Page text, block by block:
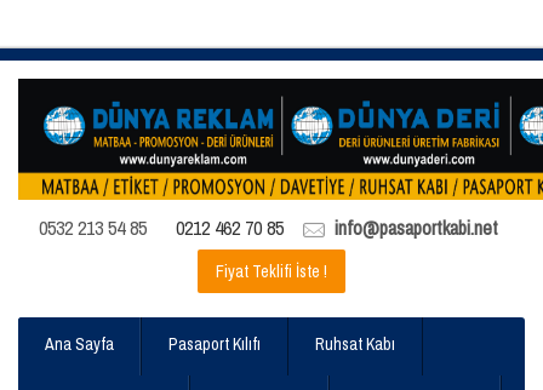
0532 213 54 85 0212 462 70 85 info@pasaportkabi.net
Fiyat Teklifi İste !
Ana Sayfa Pasaport Kılıfı Ruhsat Kabı